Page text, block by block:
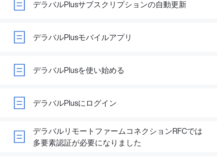
デラバルPlusサブスクリプションの自動更新
デラバルPlusモバイルアプリ
デラバルPlusを使い始める
デラバルPlusにログイン
デラバルリモートファームコネクションRFCでは
多要素認証が必要になりました